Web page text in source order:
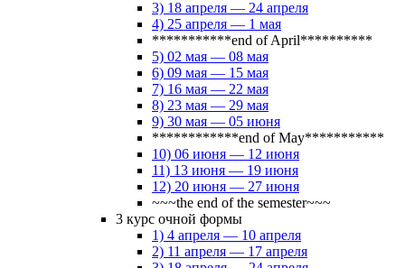
3) 18 апреля — 24 апреля
4) 25 апреля — 1 мая
***********end of April**********
5) 02 мая — 08 мая
6) 09 мая — 15 мая
7) 16 мая — 22 мая
8) 23 мая — 29 мая
9) 30 мая — 05 июня
************end of May***********
10) 06 июня — 12 июня
11) 13 июня — 19 июня
12) 20 июня — 27 июня
~~~the end of the semester~~~
3 курс очной формы
1) 4 апреля — 10 апреля
2) 11 апреля — 17 апреля